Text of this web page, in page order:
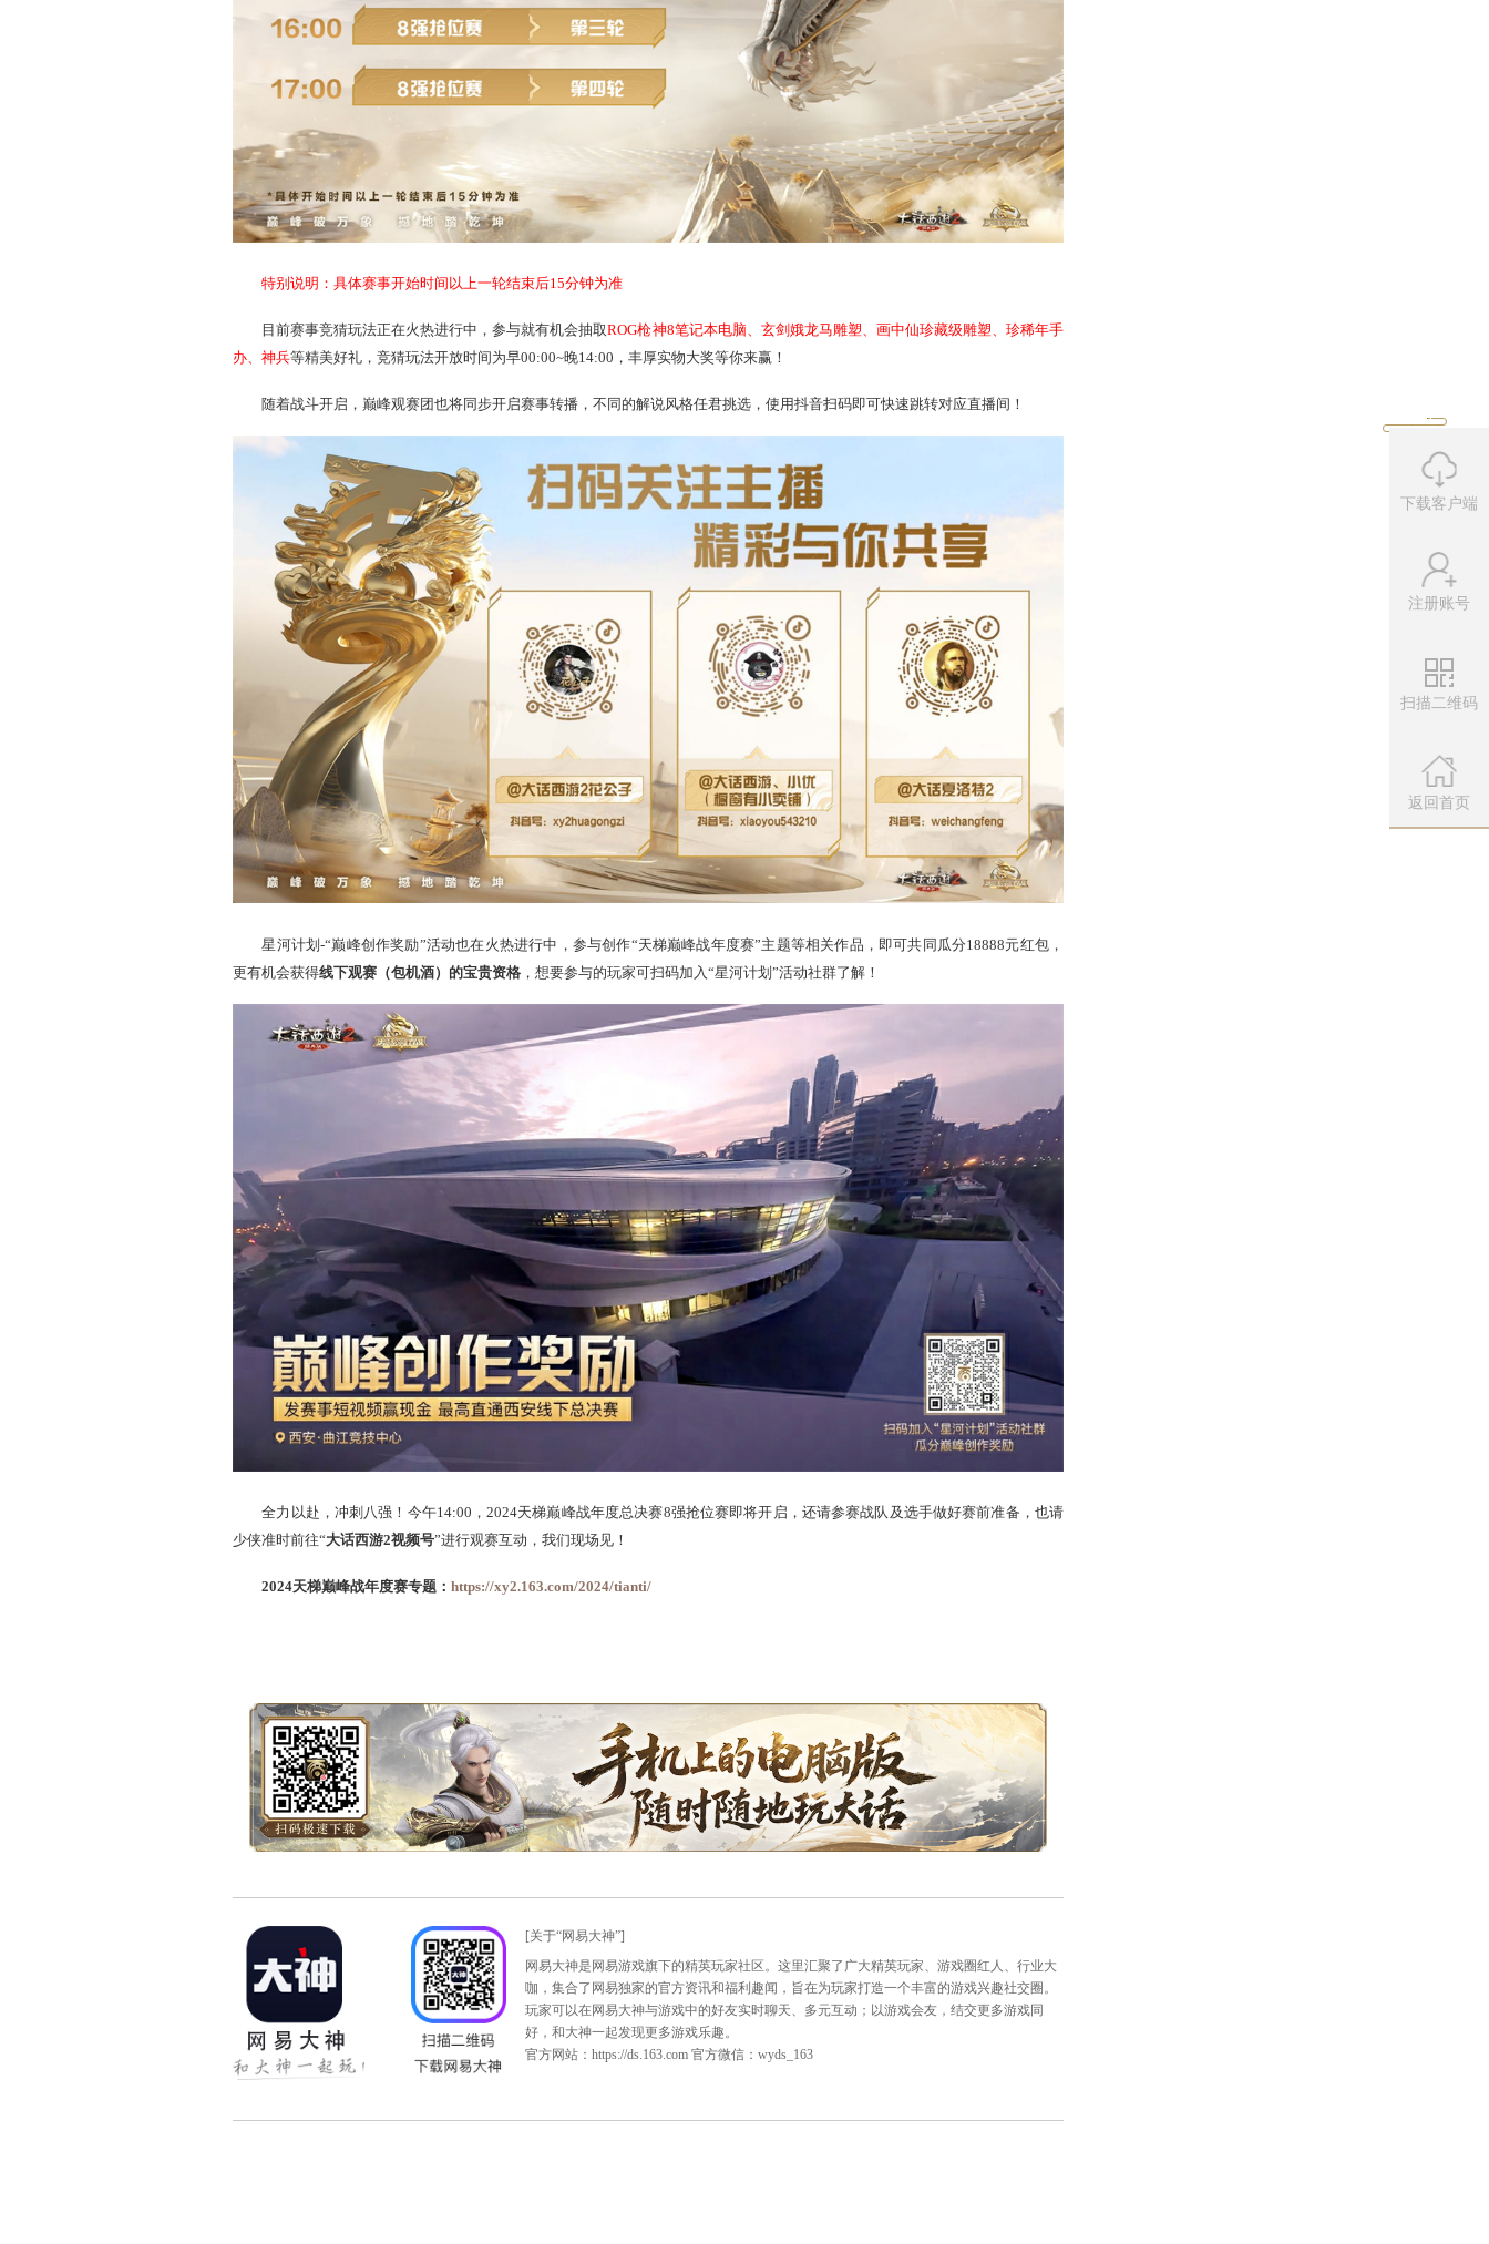
特别说明：具体赛事开始时间以上一轮结束后15分钟为准
目前赛事竞猜玩法正在火热进行中，参与就有机会抽取ROG枪神8笔记本电脑、玄剑娥龙马雕塑、画中仙珍藏级雕塑、珍稀年手
等精美好礼，竞猜玩法开放时间为早00:00~晚14:00，丰厚实物大奖等你来赢！
随着战斗开启，巅峰观赛团也将同步开启赛事转播，不同的解说风格任君挑选，使用抖音扫码即可快速跳转对应直播间！
星河计划-“巅峰创作奖励”活动也在火热进行中，参与创作“天梯巅峰战年度赛”主题等相关作品，即可共同瓜分18888元红包，
更有机会获得线下观赛（包机酒）的宝贵资格，想要参与的玩家可扫码加入“星河计划”活动社群了解！
全力以赴，冲刺八强！今午14:00，2024天梯巅峰战年度总决赛8强抢位赛即将开启，还请参赛战队及选手做好赛前准备，也请
下载客户端
注册账号
扫描二维码
微信公
扫描左侧二
返回首页